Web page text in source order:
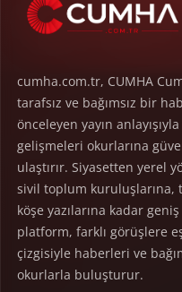
cumha.com.tr, CUMHA
tarafsız ve bağımsız bir
önceleyen yayın
gelişmeleri okurlarına
ulaştırır. Siyasetten yerel
sivil toplum kuruluşlarına,
köşe yazılarına kadar
platform, farklı görüşlere
çizgisiyle haberleri ve
okurlarla buluşturur.